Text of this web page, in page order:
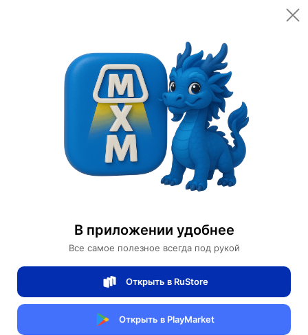
В приложении удобнее
Все самое полезное всегда под рукой
Открыть в RuStore
Открыть в PlayMarket
Открыть
Категории Светильники
Люстры
Люстра подвесная, белый, ПММА, ACE 30*21.5, металл
30*21.5, металл
Магазин Table lamps
MXM5864410242